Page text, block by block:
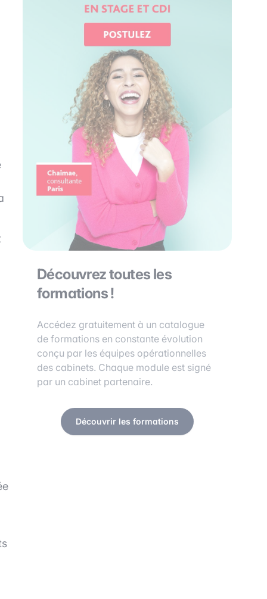
Découvrez toutes les
formations !
Accédez gratuitement à un catalogue
de formations en constante évolution
conçu par les équipes opérationnelles
des cabinets. Chaque module est signé
par un cabinet partenaire.
Découvrir les formations